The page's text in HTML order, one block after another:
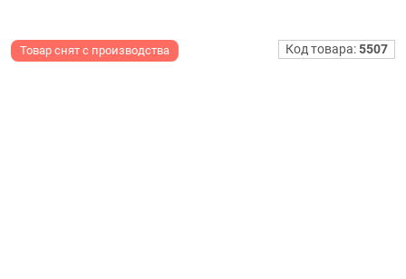
Товар снят с производства Код товара:5507